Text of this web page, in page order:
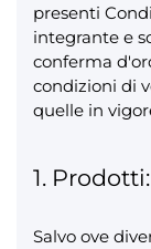
presenti
integrante e
conferma
condizioni di
quelle in
1.
Salvo ove